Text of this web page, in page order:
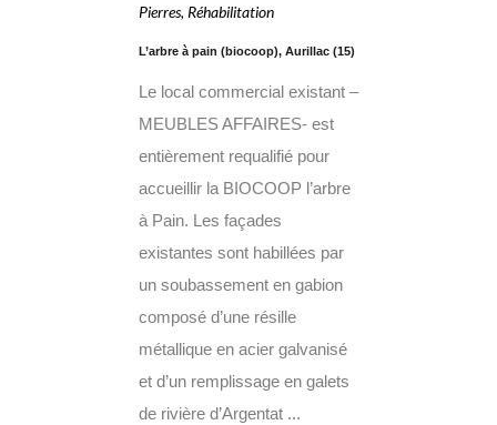
Pierres, Réhabilitation
L’arbre à pain (biocoop), Aurillac (15)
Le local commercial existant –
MEUBLES AFFAIRES- est
entièrement requalifié pour
accueillir la BIOCOOP l’arbre
à Pain. Les façades
existantes sont habillées par
un soubassement en gabion
composé d’une résille
métallique en acier galvanisé
et d’un remplissage en galets
de rivière d’Argentat ...